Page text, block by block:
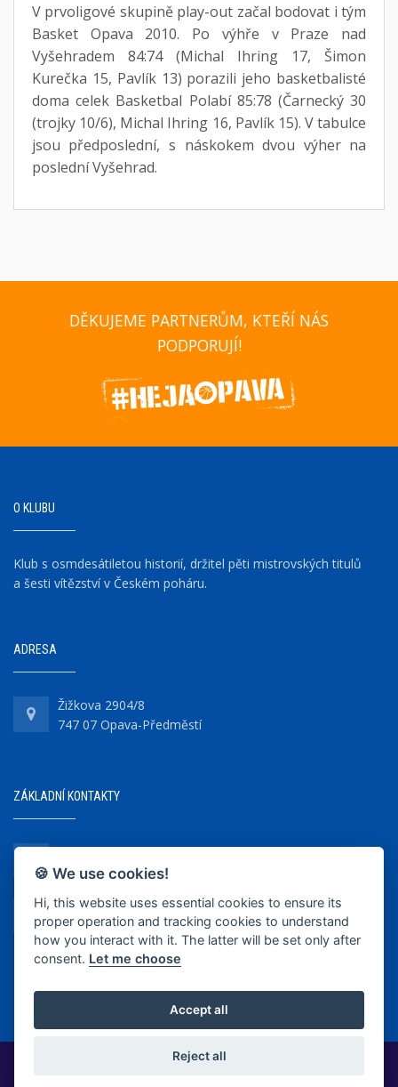
V prvoligové skupině play-out začal bodovat i tým
Basket Opava 2010. Po výhře v Praze nad
Vyšehradem 84:74 (Michal Ihring 17, Šimon
Kurečka 15, Pavlík 13) porazili jeho basketbalisté
doma celek Basketbal Polabí 85:78 (Čarnecký 30
(trojky 10/6), Michal Ihring 16, Pavlík 15). V tabulce
jsou předposlední, s náskokem dvou výher na
poslední Vyšehrad.
DĚKUJEME PARTNERŮM, KTEŘÍ NÁS
PODPORUJÍ!
O KLUBU
Klub s osmdesátiletou historií, držitel pěti mistrovských titulů
a šesti vítězství v Českém poháru.
ADRESA
Žižkova 2904/8
747 07 Opava-Předměstí
ZÁKLADNÍ KONTAKTY
+420 737 218 679
info@bkopava.cz
www.bkopava.cz
🍪 We use cookies!
Hi, this website uses essential cookies to ensure its
proper operation and tracking cookies to understand
how you interact with it. The latter will be set only after
consent. Let me choose
Accept all
Reject all